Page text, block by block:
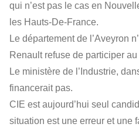
qui n’est pas le cas en
les Hauts-De-France.
Le département de l’Aveyron
Renault refuse de participer
Le ministère de l’Industrie,
financerait pas.
CIE est aujourd’hui seul
situation est une erreur et une